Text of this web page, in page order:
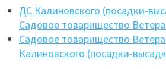
ДС Калиновского (посадки-
Садовое товарищество
Садовое товарищество
Калиновского (посадки-